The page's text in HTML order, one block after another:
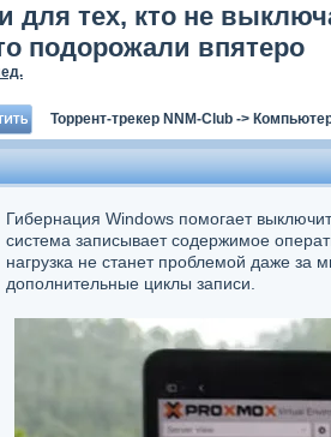
для тех, кто не
подорожали впятеро
Торрент-трекер NNM-Club ->
Гибернация Windows помогает
система записывает содержимое
нагрузка не станет проблемой даже за
дополнительные циклы записи.